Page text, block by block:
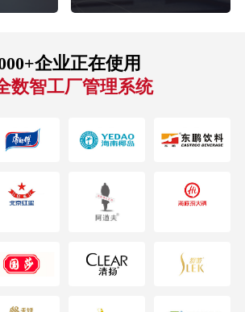
企业正在使用
数智工厂管理系统